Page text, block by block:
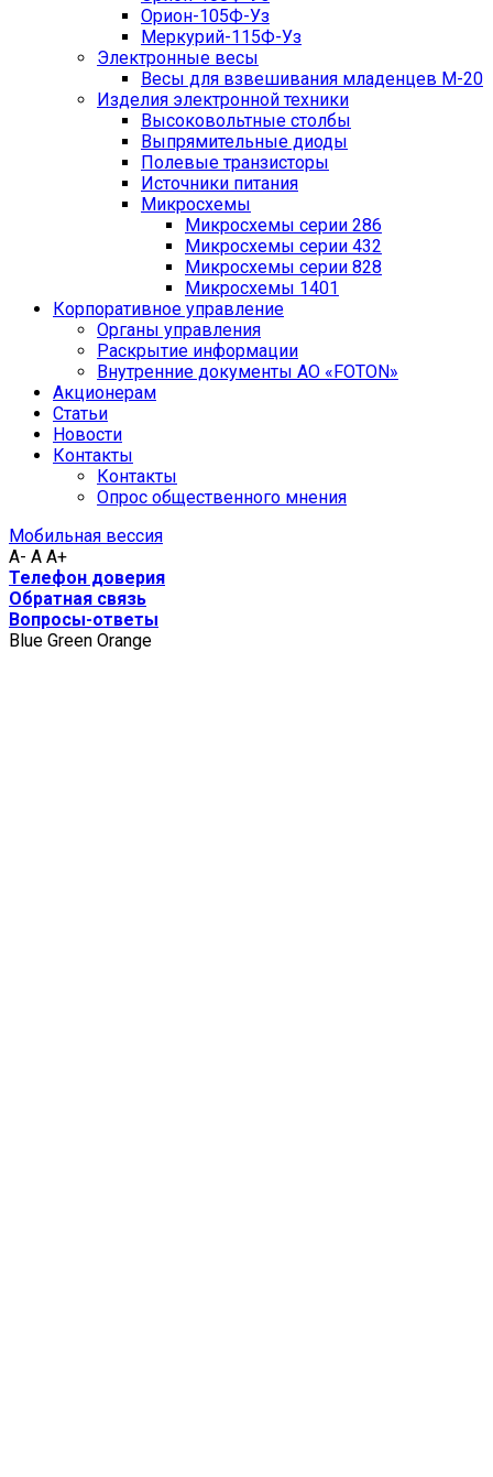
Орион-105Ф-Уз
Меркурий-115Ф-Уз
Электронные весы
Весы для взвешивания младенцев М-20
Изделия электронной техники
Высоковольтные столбы
Выпрямительные диоды
Полевые транзисторы
Источники питания
Микросхемы
Микросхемы серии 286
Микросхемы серии 432
Микросхемы серии 828
Микросхемы 1401
Корпоративное управление
Органы управления
Раскрытие информации
Внутренние документы АО «FOTON»
Акционерам
Статьи
Новости
Контакты
Контакты
Опрос общественного мнения
Мобильная вессия
A- A A+
Телефон доверия
Обратная связь
Вопросы-ответы
Blue Green Orange